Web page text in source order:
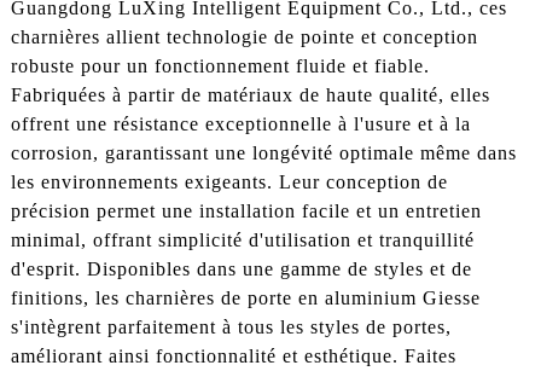
Guangdong LuXing Intelligent Equipment Co., Ltd., ces
charnières allient technologie de pointe et conception
robuste pour un fonctionnement fluide et fiable.
Fabriquées à partir de matériaux de haute qualité, elles
offrent une résistance exceptionnelle à l'usure et à la
corrosion, garantissant une longévité optimale même dans
les environnements exigeants. Leur conception de
précision permet une installation facile et un entretien
minimal, offrant simplicité d'utilisation et tranquillité
d'esprit. Disponibles dans une gamme de styles et de
finitions, les charnières de porte en aluminium Giesse
s'intègrent parfaitement à tous les styles de portes,
améliorant ainsi fonctionnalité et esthétique. Faites